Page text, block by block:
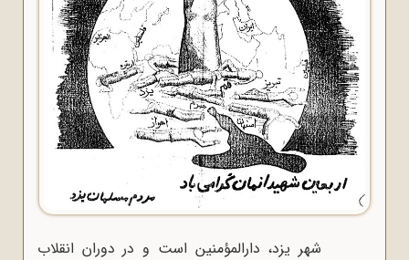
شهر یزد، دارالمؤمنین است و در دوران انقلاب